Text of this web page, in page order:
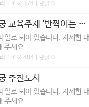
| 조회 374 | 댓글 0
2024년 2월 베베궁 교육주제 '반짝이는 아뜰리에'
일로 되어 있습니다. 자세한 내
주세요.
| 조회 404 | 댓글 0
추천도서
일로 되어 있습니다. 자세한 내
주세요.